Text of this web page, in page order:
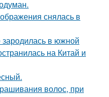
снялась в
в южной
на Китай и
волос, при